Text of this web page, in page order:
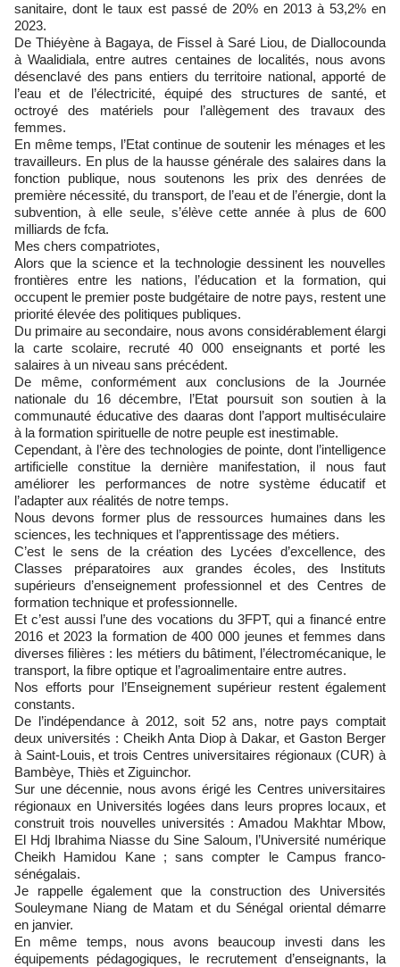
sanitaire, dont le taux est passé de 20% en 2013 à 53,2% en
2023.
De Thiéyène à Bagaya, de Fissel à Saré Liou, de Diallocounda
à Waalidiala, entre autres centaines de localités, nous avons
désenclavé des pans entiers du territoire national, apporté de
l’eau et de l’électricité, équipé des structures de santé, et
octroyé des matériels pour l’allègement des travaux des
femmes.
En même temps, l’Etat continue de soutenir les ménages et les
travailleurs. En plus de la hausse générale des salaires dans la
fonction publique, nous soutenons les prix des denrées de
première nécessité, du transport, de l’eau et de l’énergie, dont la
subvention, à elle seule, s’élève cette année à plus de 600
milliards de fcfa.
Mes chers compatriotes,
Alors que la science et la technologie dessinent les nouvelles
frontières entre les nations, l’éducation et la formation, qui
occupent le premier poste budgétaire de notre pays, restent une
priorité élevée des politiques publiques.
Du primaire au secondaire, nous avons considérablement élargi
la carte scolaire, recruté 40 000 enseignants et porté les
salaires à un niveau sans précédent.
De même, conformément aux conclusions de la Journée
nationale du 16 décembre, l’Etat poursuit son soutien à la
communauté éducative des daaras dont l’apport multiséculaire
à la formation spirituelle de notre peuple est inestimable.
Cependant, à l’ère des technologies de pointe, dont l’intelligence
artificielle constitue la dernière manifestation, il nous faut
améliorer les performances de notre système éducatif et
l’adapter aux réalités de notre temps.
Nous devons former plus de ressources humaines dans les
sciences, les techniques et l’apprentissage des métiers.
C’est le sens de la création des Lycées d’excellence, des
Classes préparatoires aux grandes écoles, des Instituts
supérieurs d’enseignement professionnel et des Centres de
formation technique et professionnelle.
Et c’est aussi l’une des vocations du 3FPT, qui a financé entre
2016 et 2023 la formation de 400 000 jeunes et femmes dans
diverses filières : les métiers du bâtiment, l’électromécanique, le
transport, la fibre optique et l’agroalimentaire entre autres.
Nos efforts pour l’Enseignement supérieur restent également
constants.
De l’indépendance à 2012, soit 52 ans, notre pays comptait
deux universités : Cheikh Anta Diop à Dakar, et Gaston Berger
à Saint-Louis, et trois Centres universitaires régionaux (CUR) à
Bambèye, Thiès et Ziguinchor.
Sur une décennie, nous avons érigé les Centres universitaires
régionaux en Universités logées dans leurs propres locaux, et
construit trois nouvelles universités : Amadou Makhtar Mbow,
El Hdj Ibrahima Niasse du Sine Saloum, l’Université numérique
Cheikh Hamidou Kane ; sans compter le Campus franco-
sénégalais.
Je rappelle également que la construction des Universités
Souleymane Niang de Matam et du Sénégal oriental démarre
en janvier.
En même temps, nous avons beaucoup investi dans les
équipements pédagogiques, le recrutement d’enseignants, la